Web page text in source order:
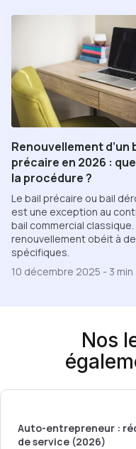
Renouvellement d’un
précaire en 2026 :
la procédure ?
Le bail précaire ou bail
est une exception au
bail commercial classique.
renouvellement obéit à
spécifiques.
10 décembre 2025 - 3 min
Nos
Auto-entrepreneur :
de service (2026)